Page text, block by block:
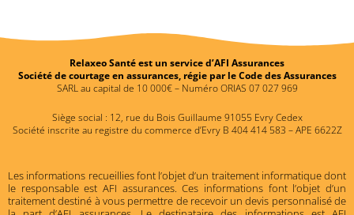
Relaxeo Santé est un service d’AFI Assurances
Société de courtage en assurances, régie par le Code des Assurances
SARL au capital de 10 000€ – Numéro ORIAS 07 027 969
Siège social : 12, rue du Bois Guillaume 91055 Evry Cedex
Société inscrite au registre du commerce d’Evry B 404 414 583 – APE 6622Z
Les informations recueillies font l’objet d’un traitement informatique dont
le responsable est AFI assurances. Ces informations font l’objet d’un
traitement destiné à vous permettre de recevoir un devis personnalisé de